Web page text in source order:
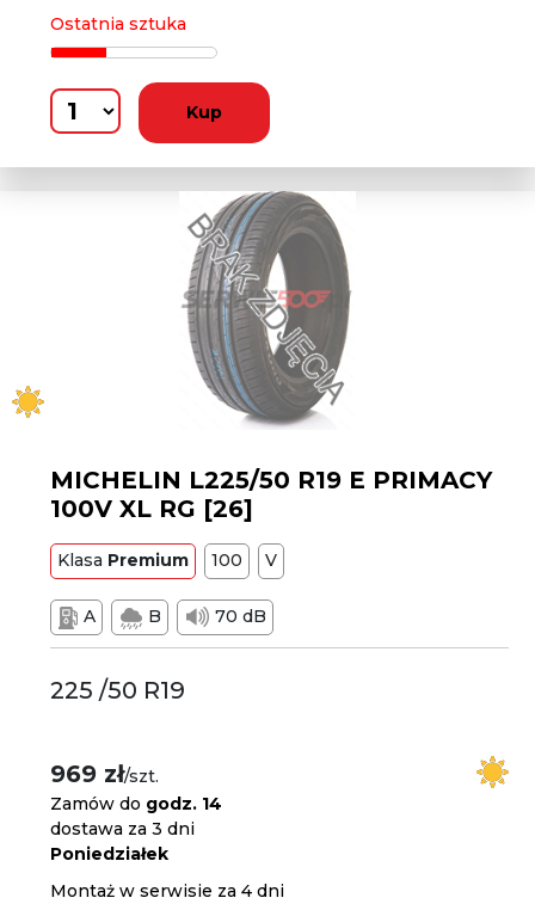
Ostatnia sztuka
Kup
MICHELIN L225/50 R19 E PRIMACY
100V XL RG [26]
Klasa Premium 100 V
A B 70 dB
225 /50 R19
969 zł/szt.
Zamów do godz. 14
dostawa za 3 dni
Poniedziałek
Montaż w serwisie za 4 dni